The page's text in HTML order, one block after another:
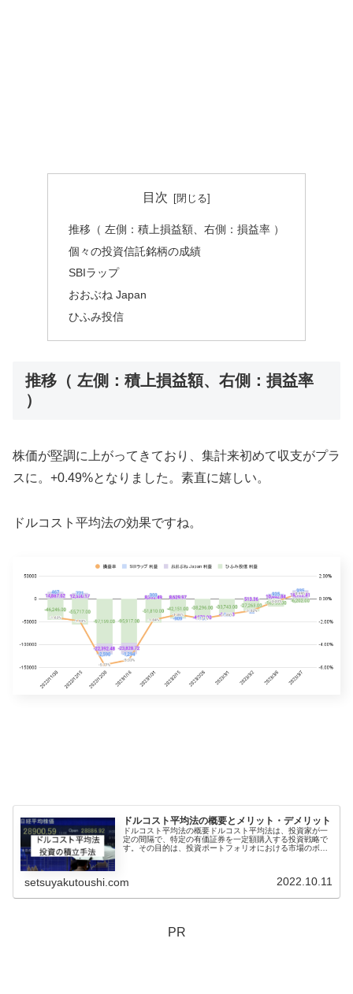
目次
推移（ 左側：積上損益額、右側：損益率 ）
個々の投資信託銘柄の成績
SBIラップ
おおぶね Japan
ひふみ投信
推移（ 左側：積上損益額、右側：損益率
）
株価が堅調に上がってきており、集計来初めて収支がプラ
スに。+0.49%となりました。素直に嬉しい。
ドルコスト平均法の効果ですね。
ドルコスト平均法の概要とメリット・デメリット
ドルコスト平均法の概要ドルコスト平均法は、投資家が一
定の間隔で、特定の有価証券を一定額購入する投資戦略で
す。その目的は、投資ポートフォリオにおける市場のボラ
setsuyakutoushi.com 2022.10.11
PR